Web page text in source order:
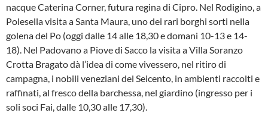
nacque Caterina Corner, futura regina di Cipro. Nel Rodigino, a
Polesella visita a Santa Maura, uno dei rari borghi sorti nella
golena del Po (oggi dalle 14 alle 18,30 e domani 10-13 e 14-
18). Nel Padovano a Piove di Sacco la visita a Villa Soranzo
Crotta Bragato dà l’idea di come vivessero, nel ritiro di
campagna, i nobili veneziani del Seicento, in ambienti raccolti e
raffinati, al fresco della barchessa, nel giardino (ingresso per i
soli soci Fai, dalle 10,30 alle 17,30).